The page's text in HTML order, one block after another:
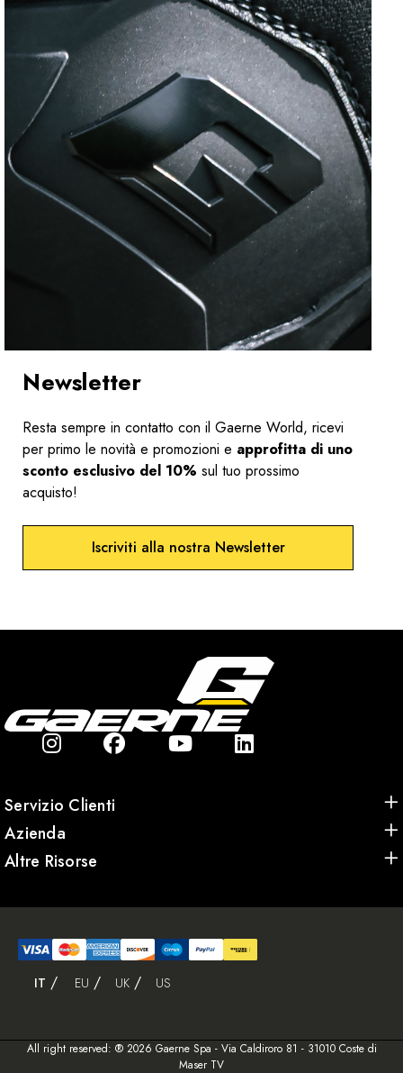
Newsletter
Resta sempre in contatto con il Gaerne World, ricevi
per primo le novità e promozioni e approfitta di uno
sconto esclusivo del 10% sul tuo prossimo
acquisto!
Iscriviti alla nostra Newsletter
Servizio Clienti
Azienda
Altre Risorse
IT EU UK US
All right reserved: ® 2026 Gaerne Spa - Via Caldiroro 81 - 31010 Coste di
Maser TV